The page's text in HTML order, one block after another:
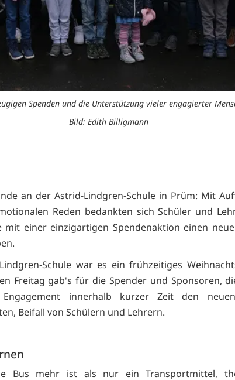
Spenden und die Unterstützung vieler engagierter
Bild: Edith Billigmann
an der Astrid-Lindgren-Schule in Prüm: Mit
Reden bedankten sich Schüler und
mit einer einzigartigen Spendenaktion einen
Schule war es ein frühzeitiges
Freitag gab's für die Spender und Sponsoren,
Engagement innerhalb kurzer Zeit den
Beifall von Schülern und Lehrern.
Bus mehr ist als nur ein Transportmittel,